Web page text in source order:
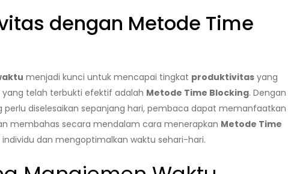
dengan Metode Time
menjadi kunci untuk mencapai tingkat produktivitas yang
yang telah terbukti efektif adalah Metode Time Blocking. Dengan
perlu diselesaikan sepanjang hari, pembaca dapat memanfaatkan
membahas secara mendalam cara menerapkan Metode Time
individu dan mengoptimalkan waktu sehari-hari.